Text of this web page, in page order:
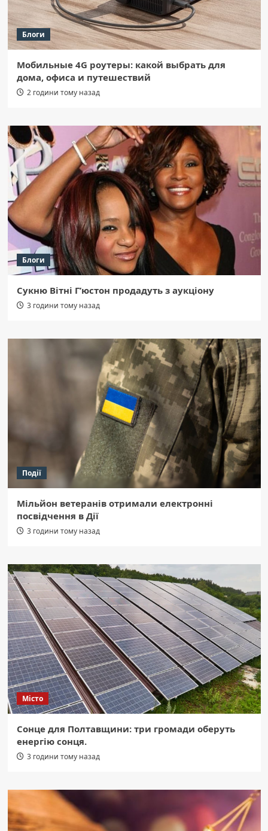
Блоги
Мобильные 4G роутеры: какой выбрать для
дома, офиса и путешествий
2 години тому назад
Блоги
Сукню Вітні Г’юстон продадуть з аукціону
3 години тому назад
Події
Мільйон ветеранів отримали електронні
посвідчення в Дії
3 години тому назад
Місто
Сонце для Полтавщини: три громади оберуть
енергію сонця.
3 години тому назад